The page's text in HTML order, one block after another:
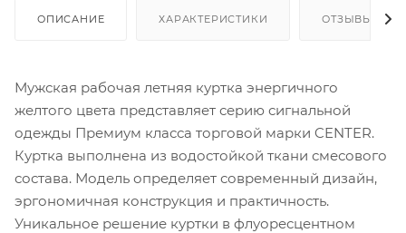
ОПИСАНИЕ ХАРАКТЕРИСТИКИ ОТЗЫВЫ
Мужская рабочая летняя куртка энергичного
желтого цвета представляет серию сигнальной
одежды Премиум класса торговой марки CENTER.
Куртка выполнена из водостойкой ткани смесового
состава. Модель определяет современный дизайн,
эргономичная конструкция и практичность.
Уникальное решение куртки в флуоресцентном